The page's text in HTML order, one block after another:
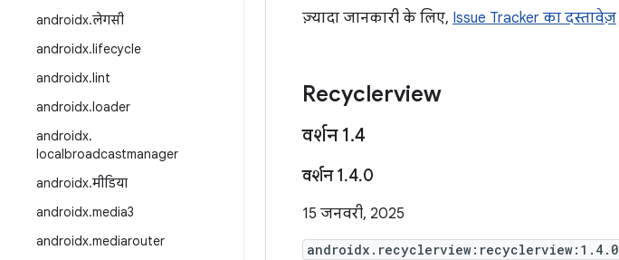
androidx.लेगसी
androidx.lifecycle
androidx.lint
androidx.loader
androidx.
localbroadcastmanager
androidx.मीडिया
androidx.media3
androidx.mediarouter
ज़्यादा जानकारी के लिए, Issue Tracker का दस्तावेज़
Recyclerview
वर्शन 1.4
वर्शन 1.4.0
15 जनवरी, 2025
androidx.recyclerview:recyclerview:1.4.0